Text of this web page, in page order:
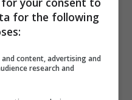
è rimasta
tant’è che
al sito Dirt
stata questa
e Jennifer
for the following
content, advertising and
research and